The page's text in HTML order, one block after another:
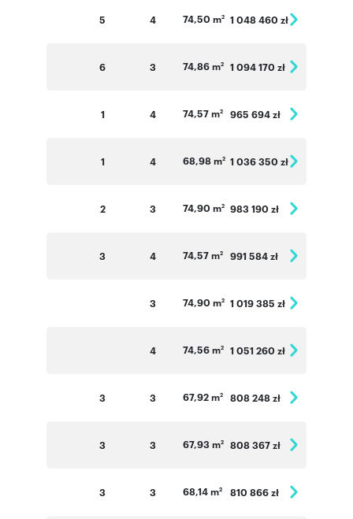
5 4 74,50 m2 1 048 460 zł
6 3 74,86 m2 1 094 170 zł
1 4 74,57 m2 965 694 zł
1 4 68,98 m2 1 036 350 zł
2 3 74,90 m2 983 190 zł
3 4 74,57 m2 991 584 zł
3 74,90 m2 1 019 385 zł
4 74,56 m2 1 051 260 zł
3 3 67,92 m2 808 248 zł
3 3 67,93 m2 808 367 zł
3 3 68,14 m2 810 866 zł